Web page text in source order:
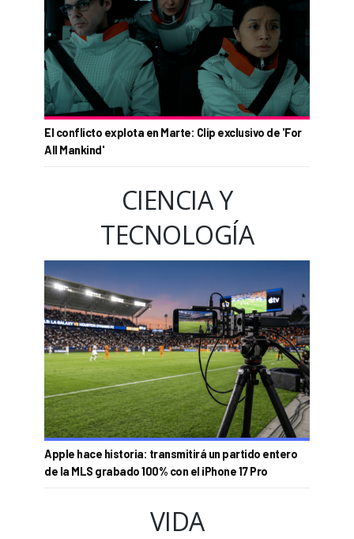
El conflicto explota en Marte: Clip exclusivo de 'For
All Mankind'
CIENCIA Y
TECNOLOGÍA
Apple hace historia: transmitirá un partido entero
de la MLS grabado 100% con el iPhone 17 Pro
VIDA